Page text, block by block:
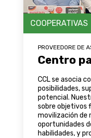
COOPERATIVAS
PROVEEDORE DE
Centro
CCL se asocia
posibilidades,
potencial.
sobre objetivos
movilización de
oportunidades
habilidades, y